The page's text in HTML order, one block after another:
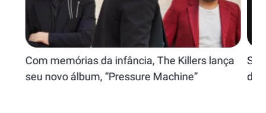
Com memórias da infância, The Killers lança
seu novo álbum, “Pressure Machine”
do